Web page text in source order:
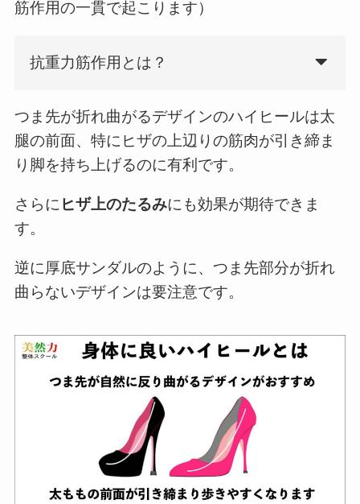
筋作用の一貫で起こります）
抗重力筋作用とは？
つま先が折れ曲がるデザインのハイヒールは太
腿の前面、特にヒザの上辺りの筋肉が引き締ま
り脚を持ち上げるのに有利です。
さらにヒザ上のたるみにも効果が期待できま
す。
逆に厚底サンダルのように、つま先部分が折れ
曲らないデザインは要注意です。